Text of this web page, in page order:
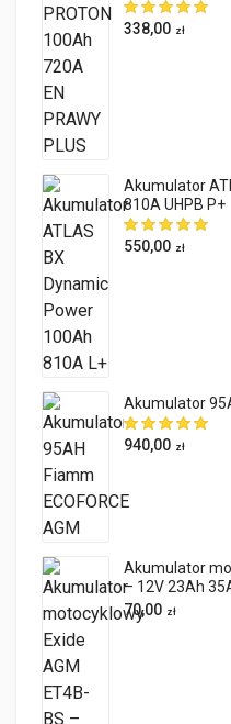
338,00 zł
Akumulator
810A UHPB P+
550,00 zł
Akumulator
940,00 zł
Akumulator
– 12V 23Ah
70,00 zł